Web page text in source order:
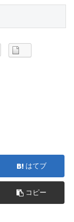
はてブ
コピー